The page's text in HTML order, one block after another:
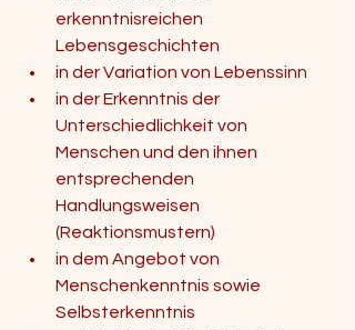
erkenntnisreichen
Lebensgeschichten
in der Variation von Lebenssinn
in der Erkenntnis der
Unterschiedlichkeit von
Menschen und den ihnen
entsprechenden
Handlungsweisen
(Reaktionsmustern)
in dem Angebot von
Menschenkenntnis sowie
Selbsterkenntnis